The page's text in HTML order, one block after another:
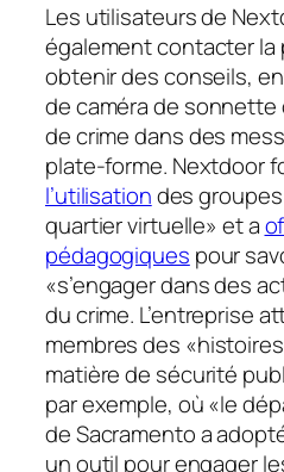
Les utilisateurs de
également contacter la
obtenir des conseils,
de caméra de
de crime dans des
plate-forme. Nextdoor
l’utilisationdes
quartier virtuelle» et a
pédagogiques pour
«s’engager dans des
du crime. L’entreprise
membres des
matière de sécurité
par exemple, où «le
de Sacramento a
un outil pour engager